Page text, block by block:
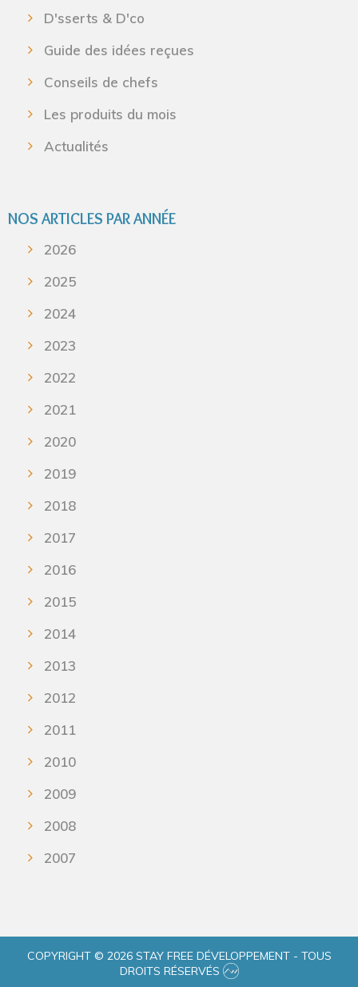
D'sserts & D'co
Guide des idées reçues
Conseils de chefs
Les produits du mois
Actualités
NOS ARTICLES PAR ANNÉE
2026
2025
2024
2023
2022
2021
2020
2019
2018
2017
2016
2015
2014
2013
2012
2011
2010
2009
2008
2007
COPYRIGHT © 2026 STAY FREE DÉVELOPPEMENT - TOUS
DROITS RÉSERVÉS